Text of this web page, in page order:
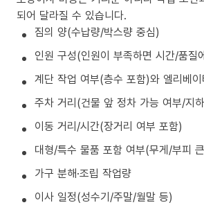
되어 달라질 수 있습니다.
짐의 양(수납량/박스량 중심)
인원 구성(인원이 부족하면 시간/품질
계단 작업 여부(층수 포함)와 엘리베
주차 거리(건물 앞 정차 가능 여부/지
이동 거리/시간(장거리 여부 포함)
대형/특수 물품 포함 여부(무게/부피
가구 분해·조립 작업량
이사 일정(성수기/주말/월말 등)